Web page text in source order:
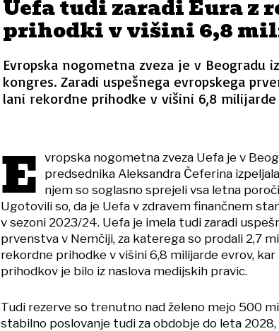
Uefa tudi zaradi Eura z
prihodki v višini 6,8
Evropska nogometna zveza je v Beogradu
kongres. Zaradi uspešnega evropskega
lani rekordne prihodke v višini 6,8 milijarde
E vropska nogometna zveza Uefa je v
predsednika Aleksandra Čeferina
njem so soglasno sprejeli vsa letna
Ugotovili so, da je Uefa v zdravem finančnem
v sezoni 2023/24. Uefa je imela tudi zaradi
prvenstva v Nemčiji, za katerega so prodali 2,7
rekordne prihodke v višini 6,8 milijarde evrov,
prihodkov je bilo iz naslova medijskih pravic.
Tudi rezerve so trenutno nad želeno mejo 500
stabilno poslovanje tudi za obdobje do leta